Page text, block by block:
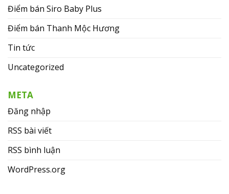
Điểm bán Siro Baby Plus
Điểm bán Thanh Mộc Hương
Tin tức
Uncategorized
META
Đăng nhập
RSS bài viết
RSS bình luận
WordPress.org